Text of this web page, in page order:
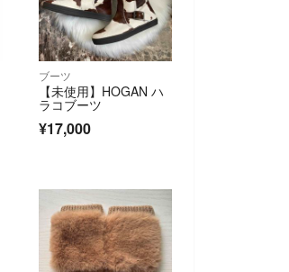
ブーツ
【未使用】HOGAN ハ
ラコブーツ
¥17,000